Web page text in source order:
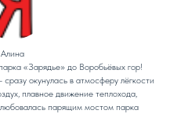
Алина
«Зарядье» до Воробьёвых гор!
окунулась в атмосферу лёгкости
плавное движение теплохода,
парящим мостом парка